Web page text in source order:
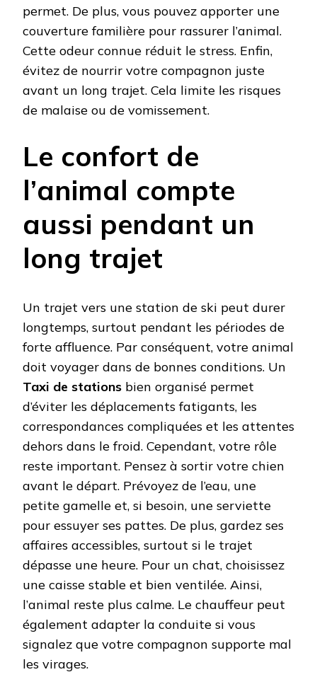
permet. De plus, vous pouvez apporter une
couverture familière pour rassurer l’animal.
Cette odeur connue réduit le stress. Enfin,
évitez de nourrir votre compagnon juste
avant un long trajet. Cela limite les risques
de malaise ou de vomissement.
Le confort de
l’animal compte
aussi pendant un
long trajet
Un trajet vers une station de ski peut durer
longtemps, surtout pendant les périodes de
forte affluence. Par conséquent, votre animal
doit voyager dans de bonnes conditions. Un
Taxi de stations bien organisé permet
d’éviter les déplacements fatigants, les
correspondances compliquées et les attentes
dehors dans le froid. Cependant, votre rôle
reste important. Pensez à sortir votre chien
avant le départ. Prévoyez de l’eau, une
petite gamelle et, si besoin, une serviette
pour essuyer ses pattes. De plus, gardez ses
affaires accessibles, surtout si le trajet
dépasse une heure. Pour un chat, choisissez
une caisse stable et bien ventilée. Ainsi,
l’animal reste plus calme. Le chauffeur peut
également adapter la conduite si vous
signalez que votre compagnon supporte mal
les virages.